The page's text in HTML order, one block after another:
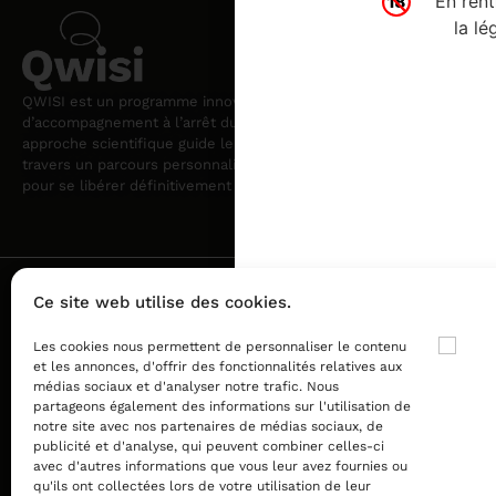
Ce site web utilise des cookies.
Les cookies nous permettent de personnaliser le contenu
et les annonces, d'offrir des fonctionnalités relatives aux
médias sociaux et d'analyser notre trafic. Nous
partageons également des informations sur l'utilisation de
notre site avec nos partenaires de médias sociaux, de
publicité et d'analyse, qui peuvent combiner celles-ci
avec d'autres informations que vous leur avez fournies ou
qu'ils ont collectées lors de votre utilisation de leur
QWISI est un programme innovant
d’accompagnement à l’arrêt du tabac. Notre
approche scientifique guide le fumeur adulte à
travers un parcours personnalisé et structuré
pour se libérer définitivement du tabac.
Tarifs
Le vapotage est une transition
la